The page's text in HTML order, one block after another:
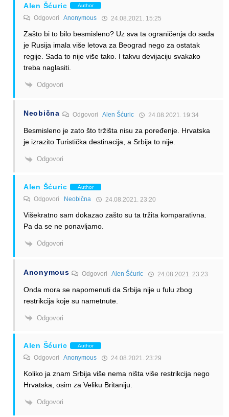
Alen Šćuric Author
Odgovori Anonymous 24.08.2021. 15:25
Zašto bi to bilo besmisleno? Uz sva ta ograničenja do sada
je Rusija imala više letova za Beograd nego za ostatak
regije. Sada to nije više tako. I takvu devijaciju svakako
treba naglasiti.
Odgovori
Neobična Odgovori Alen Šćuric 24.08.2021. 19:34
Besmisleno je zato što tržišta nisu za poređenje. Hrvatska
je izrazito Turistička destinacija, a Srbija to nije.
Odgovori
Alen Šćuric Author
Odgovori Neobična 24.08.2021. 23:20
Višekratno sam dokazao zašto su ta tržita komparativna.
Pa da se ne ponavljamo.
Odgovori
Anonymous OdgovoriAlen Šćuric 24.08.2021. 23:23
Onda mora se napomenuti da Srbija nije u fulu zbog
restrikcija koje su nametnute.
Odgovori
Alen Šćuric Author
Odgovori Anonymous 24.08.2021. 23:29
Koliko ja znam Srbija više nema ništa više restrikcija nego
Hrvatska, osim za Veliku Britaniju.
Odgovori